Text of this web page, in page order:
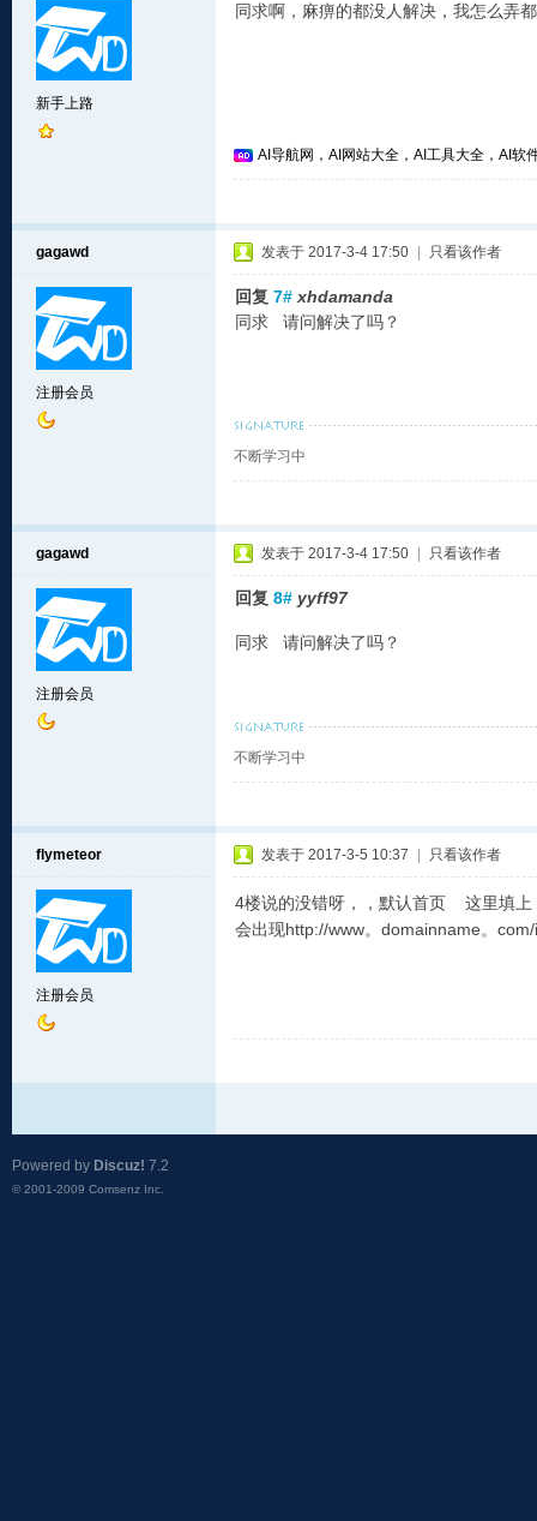
新手上路
同求啊，麻痹的都没人解决，我怎么弄
AI导航网，AI网站大全，AI工具大全，AI软
gagawd
注册会员
发表于 2017-3-4 17:50 只看该作者
回复 7# xhdamanda
同求 请问解决了吗？
不断学习中
gagawd
注册会员
发表于 2017-3-4 17:50 只看该作者
回复 8# yyff97
同求 请问解决了吗？
不断学习中
flymeteor
注册会员
发表于 2017-3-5 10:37 只看该作者
4楼说的没错呀，，默认首页 这里填上
会出现http://www。domainname。
Powered by Discuz! 7.2
© 2001-2009 Comsenz Inc.